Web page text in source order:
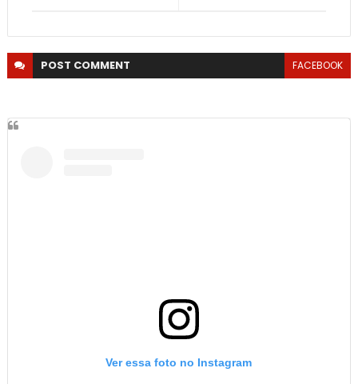
POST COMMENT FACEBOOK
Ver essa foto no Instagram